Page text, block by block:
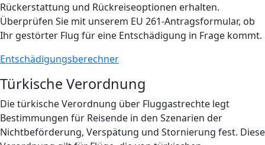
Rückerstattung und Rückreiseoptionen erhalten.
Überprüfen Sie mit unserem EU 261-Antragsformular, ob
Ihr gestörter Flug für eine Entschädigung in Frage kommt.
Entschädigungsberechner
Türkische Verordnung
Die türkische Verordnung über Fluggastrechte legt
Bestimmungen für Reisende in den Szenarien der
Nichtbeförderung, Verspätung und Stornierung fest. Diese